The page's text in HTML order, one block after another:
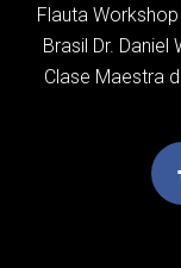
Flauta
Brasil Dr. Daniel
Clase Maestra